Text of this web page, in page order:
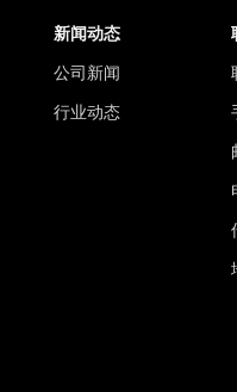
新闻动态
公司新闻
行业动态